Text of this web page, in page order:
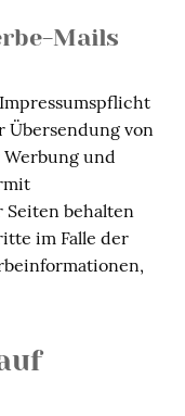
Mails
von
und
behalten
im Falle der